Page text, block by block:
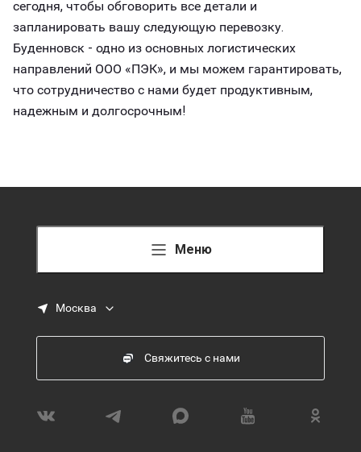
сегодня, чтобы обговорить все детали и
запланировать вашу следующую перевозку.
Буденновск - одно из основных логистических
направлений ООО «ПЭК», и мы можем гарантировать,
что сотрудничество с нами будет продуктивным,
надежным и долгосрочным!
Меню
Москва
Свяжитесь с нами